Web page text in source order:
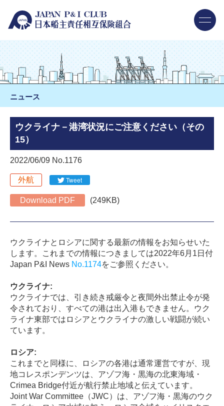
ニュース
ウクライナ－港湾状況にご注意ください（その
15）
2022/06/09 No.1176
外航 Tweet
Download PDF (249KB)
ウクライナとロシアに関する最新の情報をお知らせいた
します。これまでの情報につきましては2022年6月 1 日付
Japan P&I News No.1174をご参照ください。
ウクライナ:
ウクライナでは、引き続き戒厳令と夜間外出禁止令が発
令されており、すべての港は出入港もできません。ウク
ライナ東部ではロシアとウクライナの激しい戦闘が続い
ています。
ロシア:
これまでと同様に、ロシアの各港は通常運営ですが、現
地コレスポンデンツは、アゾフ海・黒海の北東海域・
Crimea Bridge付近が航行禁止地域と伝えています。
Joint War Committee（JWC）は、アゾフ海・黒海のウク